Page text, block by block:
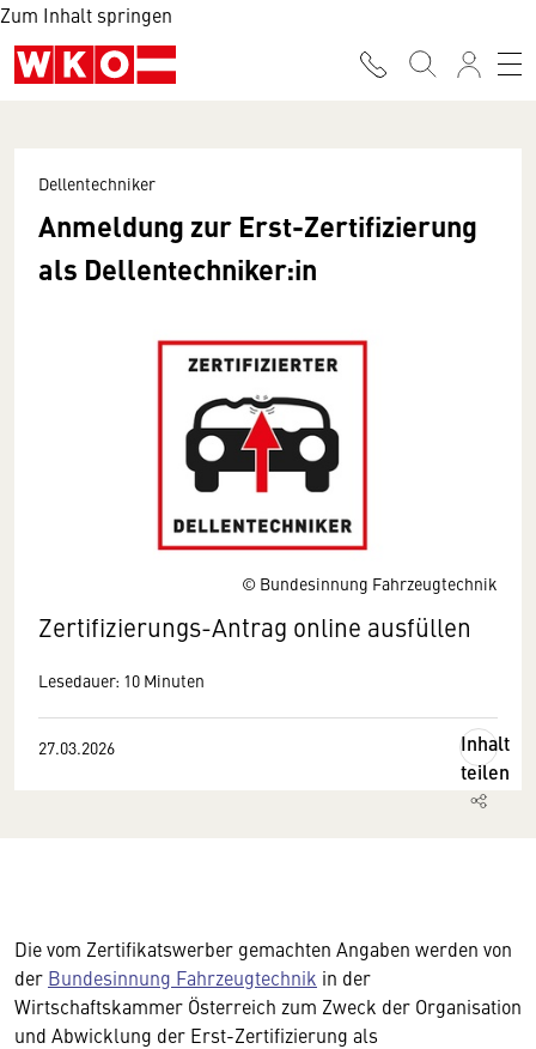
Zum Inhalt springen
© Bundesinnung Fahrzeugtechnik
Dellentechniker
Anmeldung zur Erst-Zertifizierung
als Dellentechniker:in
Zertifizierungs-Antrag online ausfüllen
Lesedauer: 10 Minuten
27.03.2026
Inhalt
teilen
Die vom Zertifikatswerber gemachten Angaben werden von
der Bundesinnung Fahrzeugtechnik in der
Wirtschaftskammer Österreich zum Zweck der Organisation
und Abwicklung der Erst-Zertifizierung als